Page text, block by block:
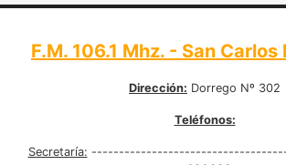
F.M. 106.1 Mhz. - San Carlos
Dirección: Dorrego Nº 302
Teléfonos:
Secretaría: